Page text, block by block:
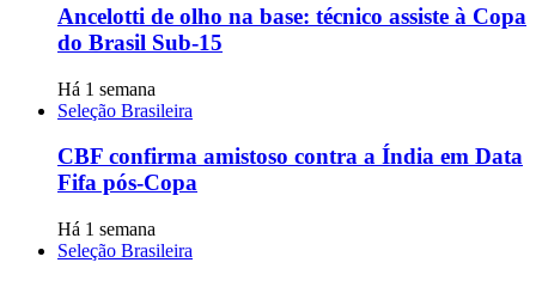
Ancelotti de olho na base: técnico assiste à Copa
do Brasil Sub-15
Há 1 semana
Seleção Brasileira
CBF confirma amistoso contra a Índia em Data
Fifa pós-Copa
Há 1 semana
Seleção Brasileira